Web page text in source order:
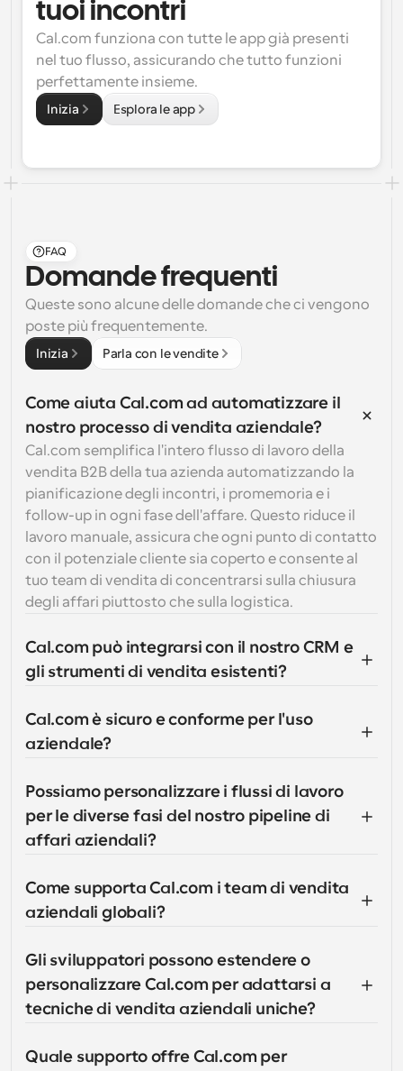
tuoi incontri
Cal.com funziona con tutte le app già presenti
nel tuo flusso, assicurando che tutto funzioni
perfettamente insieme.
Inizia Esplora le app
FAQ
Domande frequenti
Queste sono alcune delle domande che ci vengono
poste più frequentemente.
Inizia Parla con le vendite
Come aiuta Cal.com ad automatizzare il
nostro processo di vendita aziendale?
Cal.com semplifica l'intero flusso di lavoro della
vendita B2B della tua azienda automatizzando la
pianificazione degli incontri, i promemoria e i
follow-up in ogni fase dell'affare. Questo riduce il
lavoro manuale, assicura che ogni punto di contatto
con il potenziale cliente sia coperto e consente al
tuo team di vendita di concentrarsi sulla chiusura
degli affari piuttosto che sulla logistica.
Cal.com può integrarsi con il nostro CRM e
gli strumenti di vendita esistenti?
Cal.com è sicuro e conforme per l'uso
aziendale?
Possiamo personalizzare i flussi di lavoro
per le diverse fasi del nostro pipeline di
affari aziendali?
Come supporta Cal.com i team di vendita
aziendali globali?
Gli sviluppatori possono estendere o
personalizzare Cal.com per adattarsi a
tecniche di vendita aziendali uniche?
Quale supporto offre Cal.com per